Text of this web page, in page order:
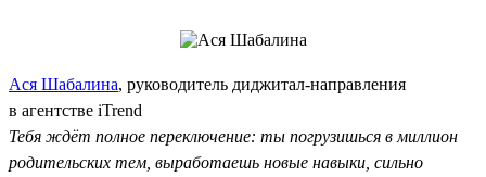
Ася Шабалина, руководитель диджитал-направления
в агентстве iTrend
Тебя ждёт полное переключение: ты погрузишься в миллион
родительских тем, выработаешь новые навыки, сильно